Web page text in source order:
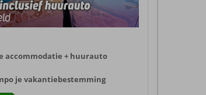
accommodatie + huurauto
je vakantiebestemming